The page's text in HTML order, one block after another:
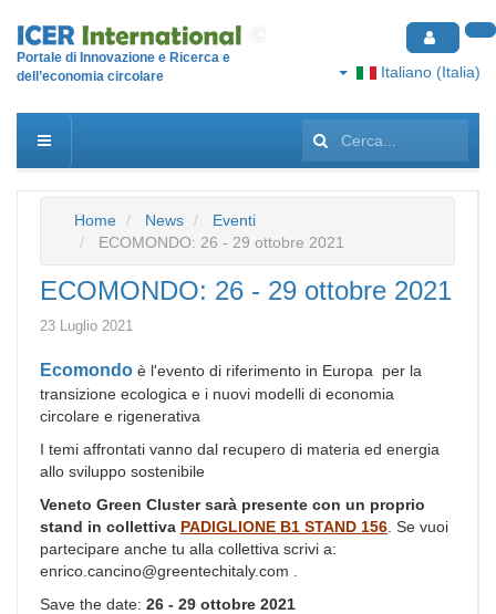
Portale di Innovazione e Ricerca e
dell’economia circolare
Italiano (Italia)
Cerca...
Home News
Eventi
ECOMONDO: 26 - 29 ottobre 2021
ECOMONDO: 26 - 29 ottobre 2021
23 Luglio 2021
Ecomondo è l'evento di riferimento in Europa per la
transizione ecologica e i nuovi modelli di economia
circolare e rigenerativa
I temi affrontati vanno dal recupero di materia ed energia
allo sviluppo sostenibile
Veneto Green Cluster sarà presente con un proprio
stand in collettiva PADIGLIONE B1 STAND 156 . Se vuoi
partecipare anche tu alla collettiva scrivi a:
enrico.cancino@greentechitaly.com .
Save the date: 26 - 29 ottobre 2021